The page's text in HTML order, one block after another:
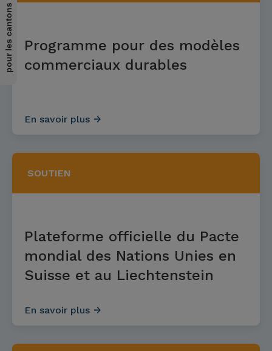
Programme pour des modèles
commerciaux durables
En savoir plus
SOUTIEN
Plateforme officielle du Pacte
mondial des Nations Unies en
Suisse et au Liechtenstein
En savoir plus